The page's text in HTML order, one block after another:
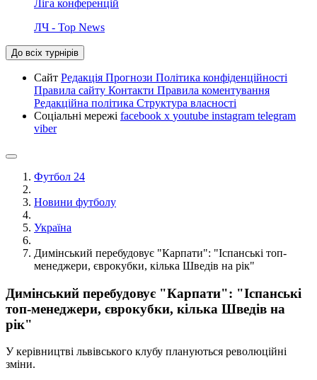
Ліга конференцій
ЛЧ - Top News
До всіх турнірів
Сайт Редакція Прогнози Політика конфіденційності
Правила сайту Контакти Правила коментування
Редакційна політика Структура власності
Соціальні мережі facebook x youtube instagram telegram
viber
Футбол 24
Новини футболу
Україна
Димінський перебудовує "Карпати": "Іспанські топ-
менеджери, єврокубки, кілька Шведів на рік"
Димінський перебудовує "Карпати": "Іспанські
топ-менеджери, єврокубки, кілька Шведів на
рік"
У керівництві львівського клубу плануються революційні
зміни.